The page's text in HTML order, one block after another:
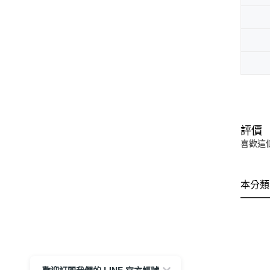
評價
喜歡這
本分